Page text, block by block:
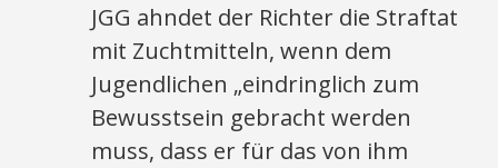
JGG ahndet der Richter die Straftat
mit Zuchtmitteln, wenn dem
Jugendlichen „eindringlich zum
Bewusstsein gebracht werden
muss, dass er für das von ihm